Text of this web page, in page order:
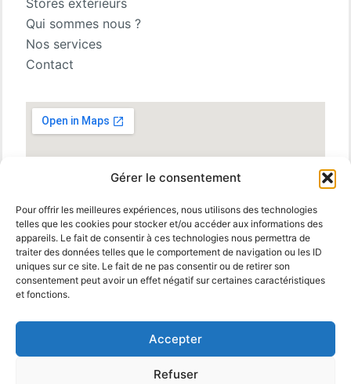
Gérer le consentement
Pour offrir les meilleures expériences, nous utilisons des technologies
telles que les cookies pour stocker et/ou accéder aux informations des
appareils. Le fait de consentir à ces technologies nous permettra de
traiter des données telles que le comportement de navigation ou les ID
uniques sur ce site. Le fait de ne pas consentir ou de retirer son
consentement peut avoir un effet négatif sur certaines caractéristiques
et fonctions.
Accepter
Refuser
Qui sommes nous ?
Nos services
Contact
© 2025 MBM Interiors. Tous droits réservés